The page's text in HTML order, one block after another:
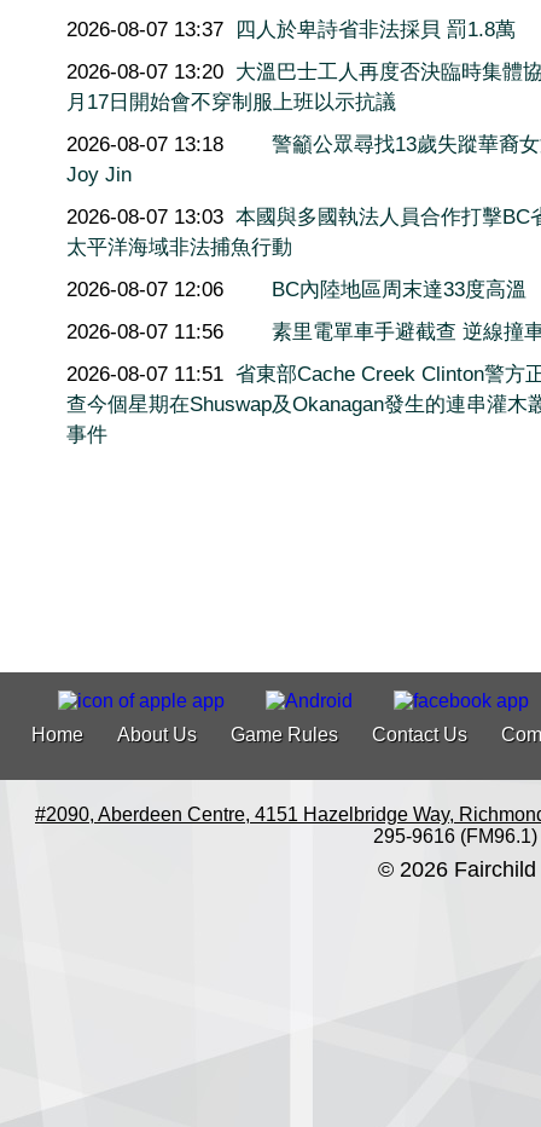
2026-08-07 13:37 四人於卑詩省非法採貝 罰1.8萬
2026-08-07 13:20 大溫巴士工人再度否決臨時集體
月17日開始會不穿制服上班以示抗議
2026-08-07 13:18
警籲公眾尋找13歲失蹤華裔
Joy Jin
2026-08-07 13:03 本國與多國執法人員合作打擊BC
太平洋海域非法捕魚行動
2026-08-07 12:06
BC內陸地區周末達33度高溫
2026-08-07 11:56
素里電單車手避截查 逆線撞
2026-08-07 11:51 省東部Cache Creek Clinton警方
查今個星期在Shuswap及Okanagan發生的連串灌木
事件
Home About Us Game Rules Contact Us
#2090, Aberdeen Centre, 4151 Hazelbridge Way,
295-9616 (FM96.1)
© 2026 Fairchild